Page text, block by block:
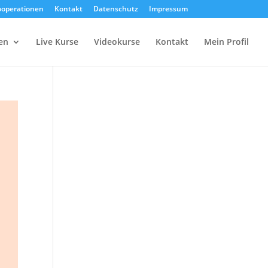
Kontakt Datenschutz Impressum
Live Kurse Videokurse Kontakt Mein Profil